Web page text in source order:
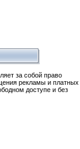
за собой право
рекламы и платных
доступе и без